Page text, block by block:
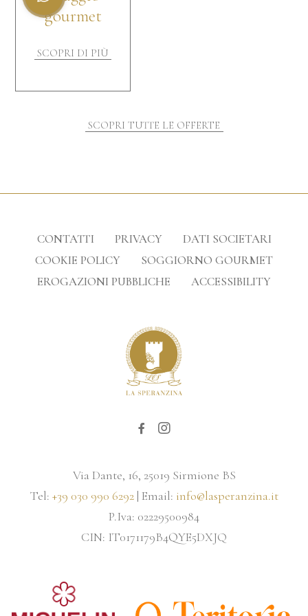
anticipo
SCOPRI DI PIÙ
gourmet
SCOPRI DI PIÙ
long stay
minute
SCOPRI DI PIÙ
anticipo
SCOPRI DI PIÙ
gourmet
SCOPRI DI PIÙ
SCOPRI TUTTE LE OFFERTE
CONTATTI PRIVACY
DATI SOCIETARI
COOKIE POLICY
SOGGIORNO GOURMET
EROGAZIONI PUBBLICHE
ACCESSIBILITY
Via Dante, 16, 25019 Sirmione BS
Tel: +39 030 990 6292 | Email: info@lasperanzina.it
P.Iva: 02229500984
CIN: IT0171179B4QYE5DXJQ